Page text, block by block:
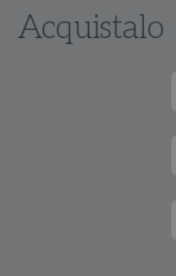
Acquistalo